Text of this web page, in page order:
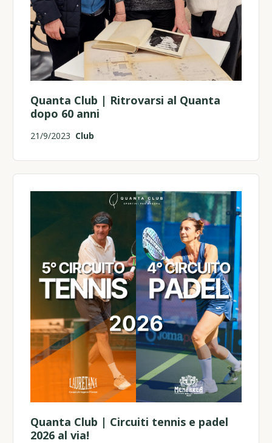
Quanta Club | Ritrovarsi al Quanta
dopo 60 anni
21/9/2023 Club
Quanta Club | Circuiti tennis e padel
2026 al via!